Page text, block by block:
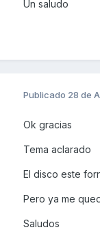
Un saludo
Publicado 28 de
Ok gracias
Tema aclarado
El disco este
Pero ya me
Saludos